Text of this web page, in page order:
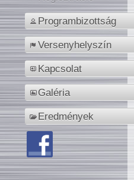
Programbizottság
Versenyhelyszín
Kapcsolat
Galéria
Eredmények